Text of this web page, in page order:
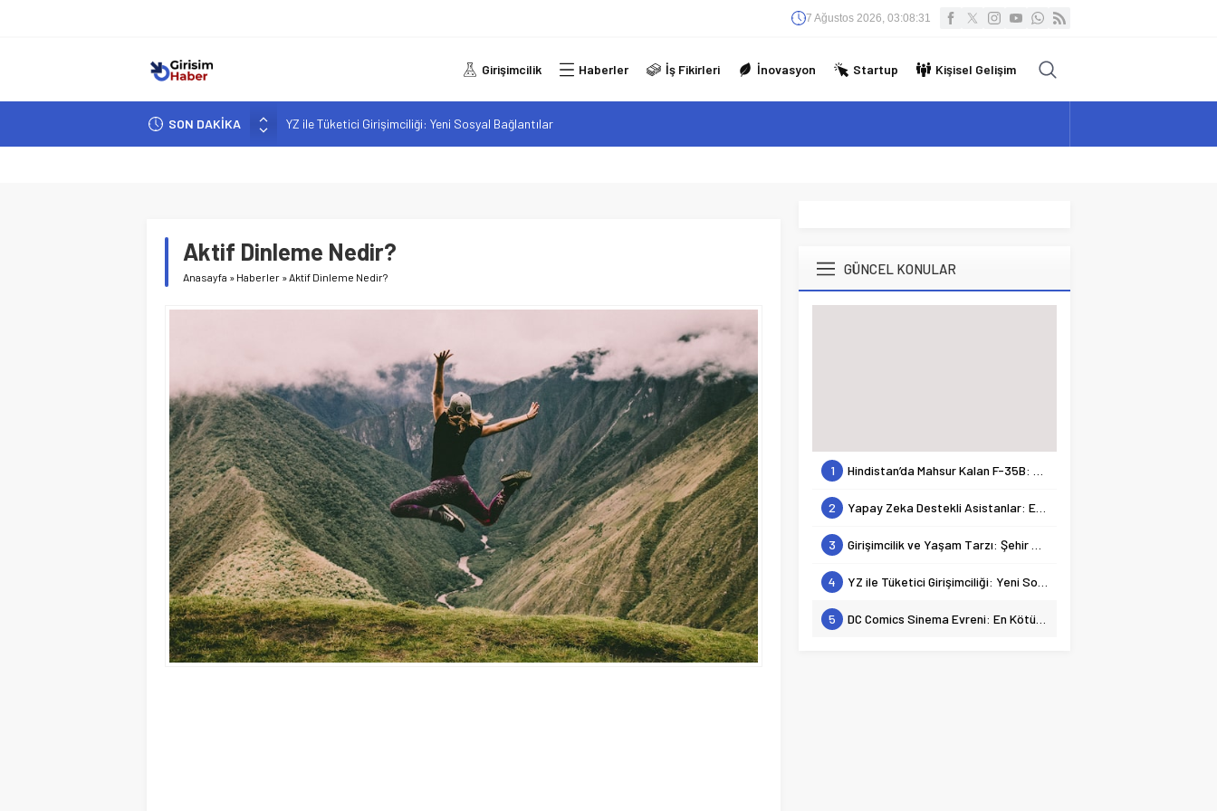
7 Ağustos 2026, 03:08:32
Girişimcilik Haberler İş Fikirleri İnovasyon Startup Kişisel Gelişim
SON DAKİKA
YZ ile Tüketici Girişimciliği: Yeni Sosyal Bağlantılar
Girişimciler İçin MYK Belgeli Personel İstihdamı Neden Artık Bir Tercih Değil, Zorunluluk?
Aktif Dinleme Nedir?
Anasayfa » Haberler »Aktif Dinleme Nedir? GÜNCEL KONULAR
1 Hindistan’da Mahsur Kalan F-35B: Jeopolitik Sonuçları
2 Yapay Zeka Destekli Asistanlar: Elon Musk’tan Romantik Bir Hamle mi?
3 Girişimcilik ve Yaşam Tarzı: Şehir Değişiminin Nedenleri ve Etkileri
4 YZ ile Tüketici Girişimciliği: Yeni Sosyal Bağlantılar
5 DC Comics Sinema Evreni: En Kötülerden En İyilerine Bir Bakış